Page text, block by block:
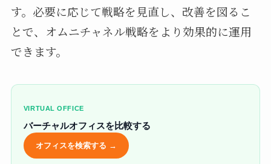
す。必要に応じて戦略を見直し、改善を図るこ
とで、オムニチャネル戦略をより効果的に運用
できます。
VIRTUAL OFFICE
バーチャルオフィスを比較する
オフィスを検索する →